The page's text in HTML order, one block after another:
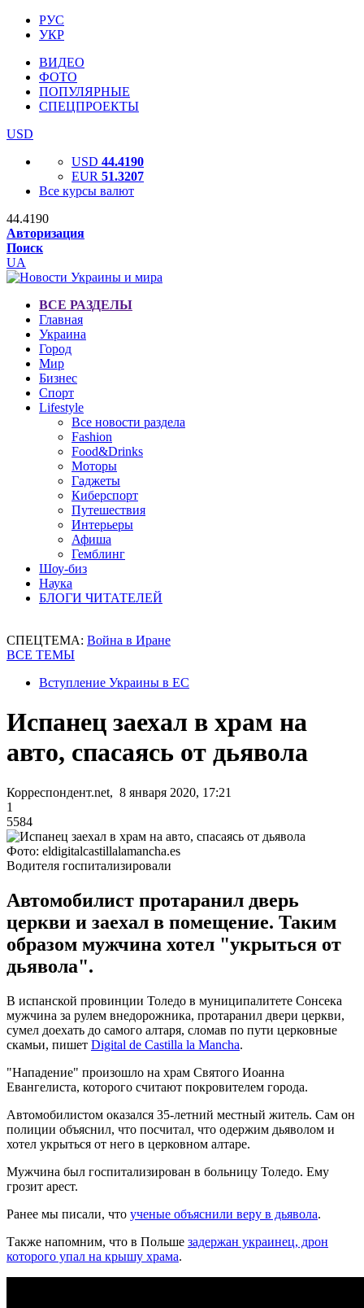
РУС
УКР
ВИДЕО
ФОТО
ПОПУЛЯРНЫЕ
СПЕЦПРОЕКТЫ
USD
USD 44.4190
EUR 51.3207
Все курсы валют
44.4190
Авторизация
Поиск
UA
ВСЕ РАЗДЕЛЫ
Главная
Украина
Город
Мир
Бизнес
Спорт
Lifestyle
Все новости раздела
Fashion
Food&Drinks
Моторы
Гаджеты
Киберспорт
Путешествия
Интерьеры
Афиша
Гемблинг
Шоу-биз
Наука
БЛОГИ ЧИТАТЕЛЕЙ
СПЕЦТЕМА: Война в Иране
ВСЕ ТЕМЫ
Вступление Украины в ЕС
Испанец заехал в храм на
авто, спасаясь от дьявола
Корреспондент.net, 8 января 2020, 17:21
1
5584
Фото: eldigitalcastillalamancha.es
Водителя госпитализировали
Автомобилист протаранил дверь
церкви и заехал в помещение. Таким
образом мужчина хотел "укрыться от
дьявола".
В испанской провинции Толедо в муниципалитете Сонсека
мужчина за рулем внедорожника, протаранил двери церкви,
сумел доехать до самого алтаря, сломав по пути церковные
скамьи, пишет Digital de Castilla la Mancha.
"Нападение" произошло на храм Святого Иоанна
Евангелиста, которого считают покровителем города.
Автомобилистом оказался 35-летний местный житель. Сам он
полиции объяснил, что посчитал, что одержим дьяволом и
хотел укрыться от него в церковном алтаре.
Мужчина был госпитализирован в больницу Толедо. Ему
грозит арест.
Ранее мы писали, что ученые объяснили веру в дьявола.
Также напомним, что в Польше задержан украинец, дрон
которого упал на крышу храма.